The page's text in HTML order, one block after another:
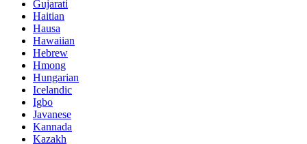
Gujarati
Haitian
Hausa
Hawaiian
Hebrew
Hmong
Hungarian
Icelandic
Igbo
Javanese
Kannada
Kazakh